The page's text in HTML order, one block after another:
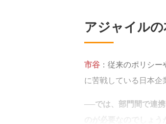
アジャイル
市谷 ：従来のポリシ
に苦戦している日本企
──では、部門間で連